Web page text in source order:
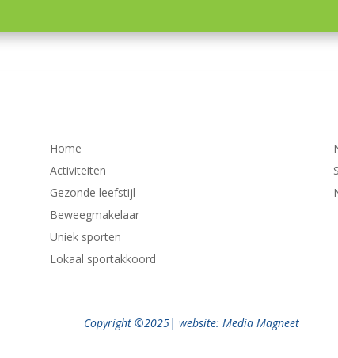
Home
Activiteiten
Gezonde leefstijl
Beweegmakelaar
Uniek sporten
Lokaal sportakkoord
Copyright ©2025| website: Media Magneet